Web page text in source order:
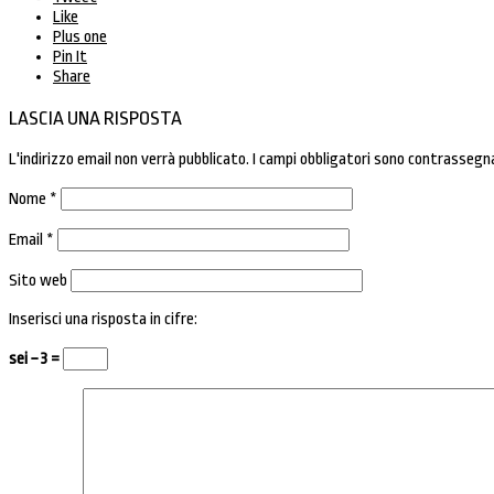
Like
Plus one
Pin It
Share
LASCIA UNA RISPOSTA
L'indirizzo email non verrà pubblicato. I campi obbligatori sono
Nome *
Email *
Sito web
Inserisci una risposta in cifre:
sei − 3 =